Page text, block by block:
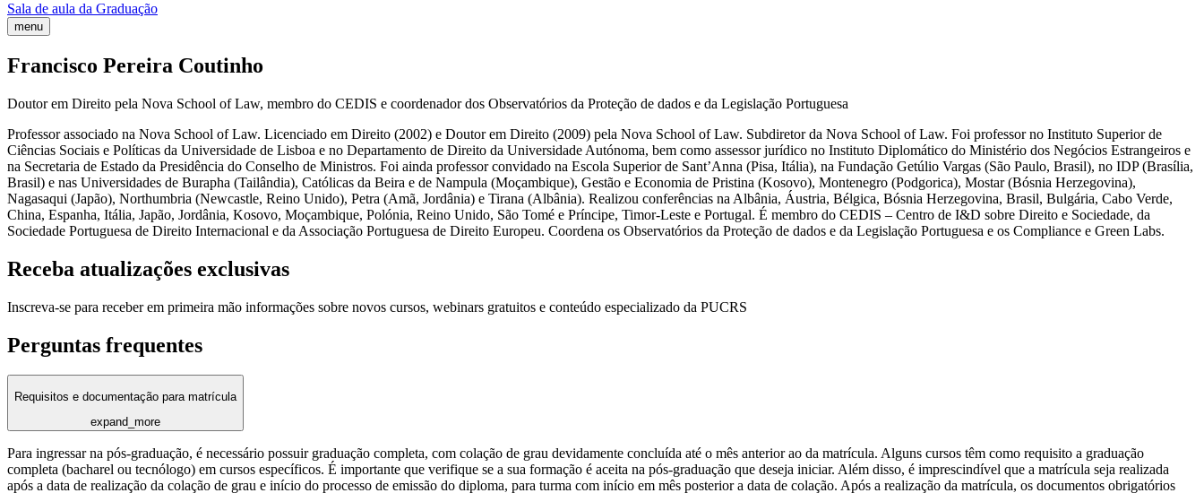
Sala de aula da Graduação
menu
Francisco Pereira Coutinho
Doutor em Direito pela Nova School of Law, membro do CEDIS e coordenador dos Observatórios da Proteção de dados e da Legislação Portuguesa
Professor associado na Nova School of Law. Licenciado em Direito (2002) e Doutor em Direito (2009) pela Nova School of Law. Subdiretor da Nova School of Law. Foi professor no Instituto Superior de
Ciências Sociais e Políticas da Universidade de Lisboa e no Departamento de Direito da Universidade Autónoma, bem como assessor jurídico no Instituto Diplomático do Ministério dos Negócios Estrangeiros e
na Secretaria de Estado da Presidência do Conselho de Ministros. Foi ainda professor convidado na Escola Superior de Sant’Anna (Pisa, Itália), na Fundação Getúlio Vargas (São Paulo, Brasil), no IDP (Brasília,
Brasil) e nas Universidades de Burapha (Tailândia), Católicas da Beira e de Nampula (Moçambique), Gestão e Economia de Pristina (Kosovo), Montenegro (Podgorica), Mostar (Bósnia Herzegovina),
Nagasaqui (Japão), Northumbria (Newcastle, Reino Unido), Petra (Amã, Jordânia) e Tirana (Albânia). Realizou conferências na Albânia, Áustria, Bélgica, Bósnia Herzegovina, Brasil, Bulgária, Cabo Verde,
China, Espanha, Itália, Japão, Jordânia, Kosovo, Moçambique, Polónia, Reino Unido, São Tomé e Príncipe, Timor-Leste e Portugal. É membro do CEDIS – Centro de I&D sobre Direito e Sociedade, da
Sociedade Portuguesa de Direito Internacional e da Associação Portuguesa de Direito Europeu. Coordena os Observatórios da Proteção de dados e da Legislação Portuguesa e os Compliance e Green Labs.
Receba atualizações exclusivas
Inscreva-se para receber em primeira mão informações sobre novos cursos, webinars gratuitos e conteúdo especializado da PUCRS
Perguntas frequentes
Requisitos e documentação para matrícula
expand_more
Para ingressar na pós-graduação, é necessário possuir graduação completa, com colação de grau devidamente concluída até o mês anterior ao da matrícula. Alguns cursos têm como requisito a graduação
completa (bacharel ou tecnólogo) em cursos específicos. É importante que verifique se a sua formação é aceita na pós-graduação que deseja iniciar. Além disso, é imprescindível que a matrícula seja realizada
após a data de realização da colação de grau e início do processo de emissão do diploma, para turma com início em mês posterior a data de colação. Após a realização da matrícula, os documentos obrigatórios